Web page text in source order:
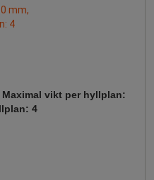
vikt per hyllplan:
4